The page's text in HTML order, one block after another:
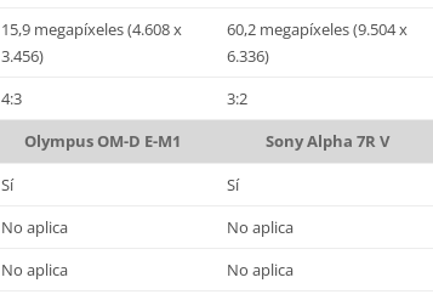
15,9 megapíxeles (4.608 x
3.456)
60,2 megapíxeles (9.504 x
6.336)
4:3
3:2
Olympus OM-D E-M1
Sony Alpha 7R V
Sí
Sí
No aplica
No aplica
No aplica
No aplica